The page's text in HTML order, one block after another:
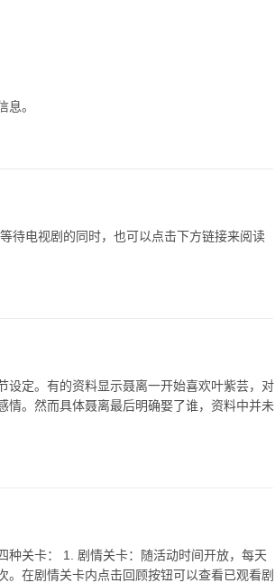
。
待电视剧的同时，也可以点击下方链接来阅读
设定。有的资料显示聂离一开始喜欢叶紫芸，对
情。然而具体聂离最后明确娶了谁，资料中并未
种关卡： 1. 剧情关卡：随活动时间开放，每天
在剧情关卡内点击回顾按钮可以查看已观看剧